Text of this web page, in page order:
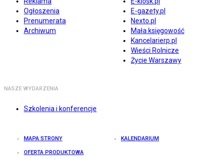
Ogłoszenia
Prenumerata
Archiwum
E-gazety.pl
Nexto.pl
Mała księgowość
Kancelarierp.pl
Wieści Rolnicze
Życie Warszawy
NASZE WYDARZENIA
Szkolenia i konferencje
MAPA STRONY KALENDARIUM
OFERTA PRODUKTOWA